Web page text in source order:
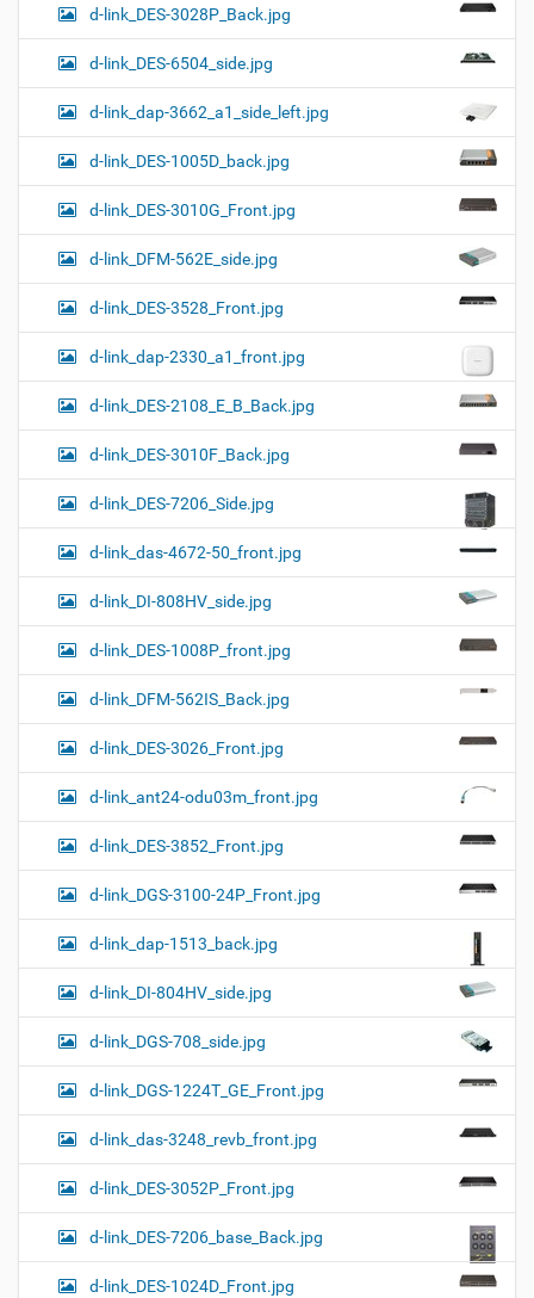
d-link_DES-3028P_Back.jpg
d-link_DES-6504_side.jpg
d-link_dap-3662_a1_side_left.jpg
d-link_DES-1005D_back.jpg
d-link_DES-3010G_Front.jpg
d-link_DFM-562E_side.jpg
d-link_DES-3528_Front.jpg
d-link_dap-2330_a1_front.jpg
d-link_DES-2108_E_B_Back.jpg
d-link_DES-3010F_Back.jpg
d-link_DES-7206_Side.jpg
d-link_das-4672-50_front.jpg
d-link_DI-808HV_side.jpg
d-link_DES-1008P_front.jpg
d-link_DFM-562IS_Back.jpg
d-link_DES-3026_Front.jpg
d-link_ant24-odu03m_front.jpg
d-link_DES-3852_Front.jpg
d-link_DGS-3100-24P_Front.jpg
d-link_dap-1513_back.jpg
d-link_DI-804HV_side.jpg
d-link_DGS-708_side.jpg
d-link_DGS-1224T_GE_Front.jpg
d-link_das-3248_revb_front.jpg
d-link_DES-3052P_Front.jpg
d-link_DES-7206_base_Back.jpg
d-link_DES-1024D_Front.jpg